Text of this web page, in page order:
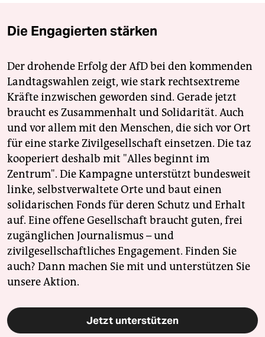
Die Engagierten stärken
Der drohende Erfolg der AfD bei den kommenden
Landtagswahlen zeigt, wie stark rechtsextreme
Kräfte inzwischen geworden sind. Gerade jetzt
braucht es Zusammenhalt und Solidarität. Auch
und vor allem mit den Menschen, die sich vor Ort
für eine starke Zivilgesellschaft einsetzen. Die taz
kooperiert deshalb mit "Alles beginnt im
Zentrum". Die Kampagne unterstützt bundesweit
linke, selbstverwaltete Orte und baut einen
solidarischen Fonds für deren Schutz und Erhalt
auf. Eine offene Gesellschaft braucht guten, frei
zugänglichen Journalismus – und
zivilgesellschaftliches Engagement. Finden Sie
auch? Dann machen Sie mit und unterstützen Sie
unsere Aktion.
Jetzt unterstützen